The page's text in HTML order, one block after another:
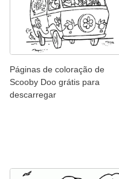
Páginas de coloração de
Scooby Doo grátis para
descarregar